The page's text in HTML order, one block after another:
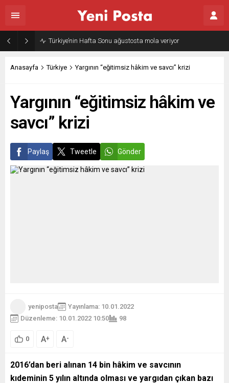
Türkiye’nin Hafta Sonu ağustosta mola veriyor
Anasayfa Türkiye Yargının “eğitimsiz hâkim ve savcı” krizi
Yargının “eğitimsiz hâkim ve
savcı” krizi
Paylaş Tweetle Gönder
yeniposta
Yayınlama: 10.01.2022
Düzenleme: 10.01.2022 10:50
98
0 A+ A-
2016’dan beri alınan 14 bin hâkim ve savcının
kıdeminin 5 yılın altında olması ve yargıdan çıkan bazı